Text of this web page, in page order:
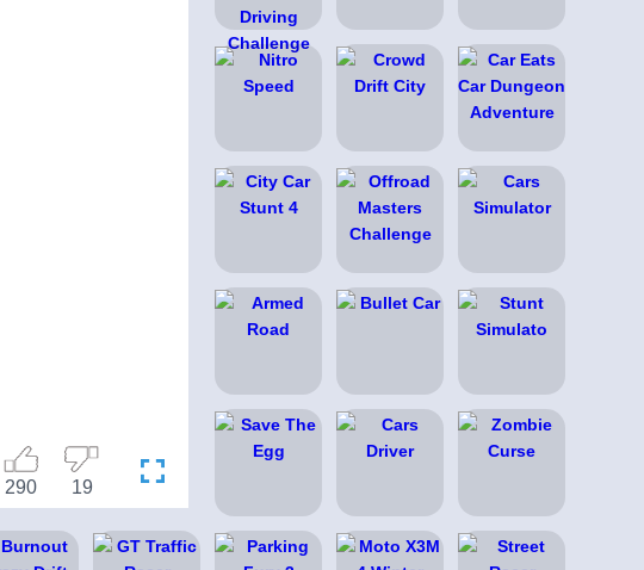
19
290